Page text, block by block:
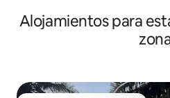
Alojamientos para